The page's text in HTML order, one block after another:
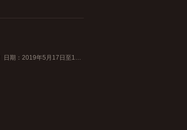
誠遨您蒞臨皇室美鑽展一起探索最新鑽飾的閃爍魅力，歡迎蒞臨會場鑑賞試戴！ 日期：2019年5月17日至19日 時間： 上午11時半至下午9時 地點：尖沙咀美麗華廣場地下大堂 電話：21170852